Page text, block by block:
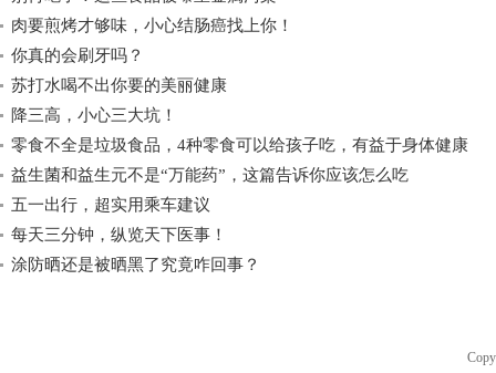
肉要煎烤才够味，小心结肠癌找上你！
你真的会刷牙吗？
苏打水喝不出你要的美丽健康
降三高，小心三大坑！
零食不全是垃圾食品，4种零食可以给孩子吃，有益于身体健康
益生菌和益生元不是“万能药”，这篇告诉你应该怎么吃
五一出行，超实用乘车建议
每天三分钟，纵览天下医事！
涂防晒还是被晒黑了究竟咋回事？